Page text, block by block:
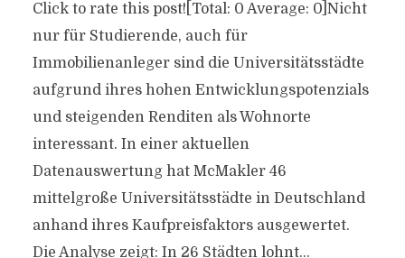
Click to rate this post![Total: 0 Average: 0]Nicht
nur für Studierende, auch für
Immobilienanleger sind die Universitätsstädte
aufgrund ihres hohen Entwicklungspotenzials
und steigenden Renditen als Wohnorte
interessant. In einer aktuellen
Datenauswertung hat McMakler 46
mittelgroße Universitätsstädte in Deutschland
anhand ihres Kaufpreisfaktors ausgewertet.
Die Analyse zeigt: In 26 Städten lohnt...